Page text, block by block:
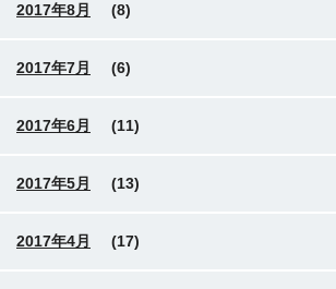
2017年8月 (8)
2017年7月 (6)
2017年6月 (11)
2017年5月 (13)
2017年4月 (17)